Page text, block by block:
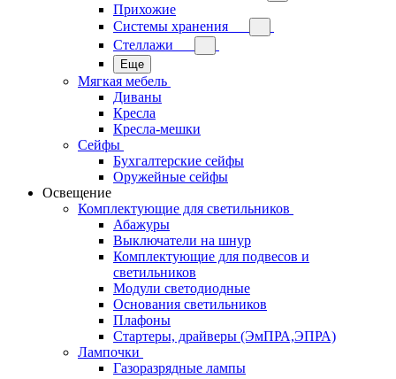
Прихожие
Системы хранения
Стеллажи
Еще
Мягкая мебель
Диваны
Кресла
Кресла-мешки
Сейфы
Бухгалтерские сейфы
Оружейные сейфы
Освещение
Комплектующие для светильников
Абажуры
Выключатели на шнур
Комплектующие для подвесов и
светильников
Модули светодиодные
Основания светильников
Плафоны
Стартеры, драйверы (ЭмПРА,ЭПРА)
Лампочки
Газоразрядные лампы